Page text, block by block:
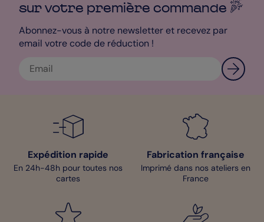
sur votre première commande
Abonnez-vous à notre newsletter et recevez par
email votre code de réduction !
Expédition rapide
En 24h-48h pour toutes nos
cartes
Fabrication française
Imprimé dans nos ateliers en
France